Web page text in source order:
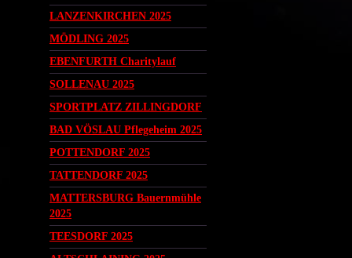
LANZENKIRCHEN 2025
MÖDLING 2025
EBENFURTH Charitylauf
SOLLENAU 2025
SPORTPLATZ ZILLINGDORF
BAD VÖSLAU Pflegeheim 2025
POTTENDORF 2025
TATTENDORF 2025
MATTERSBURG Bauernmühle
2025
TEESDORF 2025